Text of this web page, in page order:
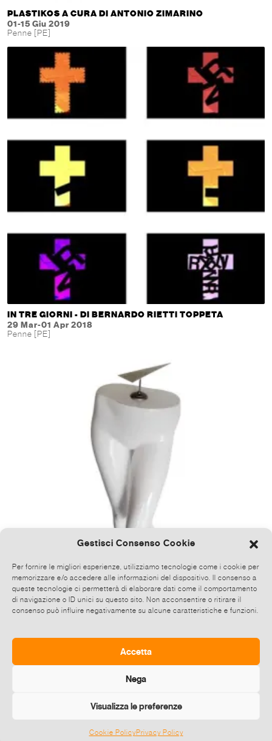
Gestisci Consenso Cookie
Per fornire le migliori esperienze, utilizziamo tecnologie come i cookie per
memorizzare e/o accedere alle informazioni del dispositivo. Il consenso a
queste tecnologie ci permetterà di elaborare dati come il comportamento
di navigazione o ID unici su questo sito. Non acconsentire o ritirare il
consenso può influire negativamente su alcune caratteristiche e funzioni.
Accetta
Nega
Visualizza le preferenze
Cookie PolicyPrivacy Policy
PLASTIKOS A CURA DI ANTONIO ZIMARINO
01-15 Giu 2019
Penne [PE]
IN TRE GIORNI - DI BERNARDO RIETTI TOPPETA
29 Mar-01 Apr 2018
Penne [PE]
E' TUTTO TROPPO POP
1 2 »
©2026 E-zine